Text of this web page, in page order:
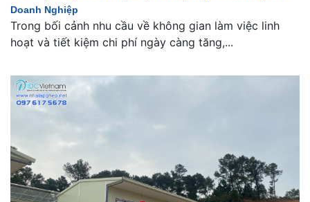
Doanh Nghiệp
Trong bối cảnh nhu cầu về không gian làm việc linh
hoạt và tiết kiệm chi phí ngày càng tăng,...